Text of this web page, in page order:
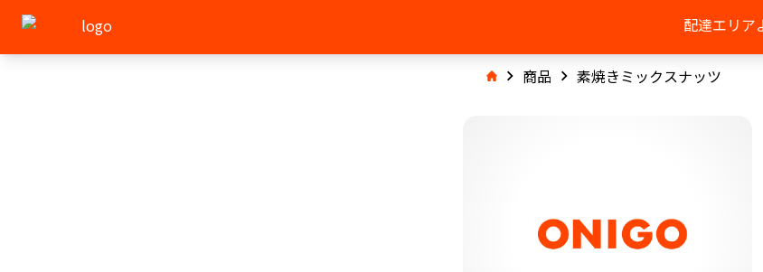
配達エリア
商品 素焼きミックスナッツ